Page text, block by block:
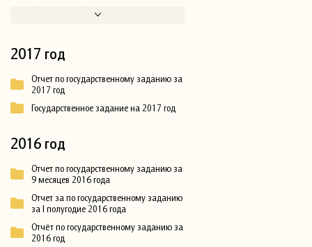
2017 год
Отчет по государственному заданию за
2017 год
Государственное задание на 2017 год
2016 год
Отчет по государственному заданию за
9 месяцев 2016 года
Отчет за по государственному заданию
за I полугодие 2016 года
Отчёт по государственному заданию за
2016 год